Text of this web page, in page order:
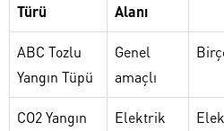
Türü
Alanı
ABC Tozlu
Yangın Tüpü
Genel
amaçlı
CO2 Yangın
Elektrik